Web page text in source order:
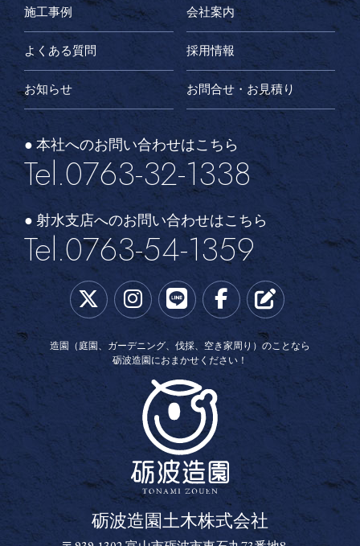
施工事例
よくある質問
お知らせ
会社案内
採用情報
お問合せ・お見積り
● 本社へのお問い合わせはこちら
Tel.0763-32-1338
● 射水支店へのお問い合わせはこちら
Tel.0763-54-1359
造園（庭園、ガーデニング、伐採、空き家周り）のことなら
砺波造園におまかせください！
砺波造園土木株式会社
砺波造園土木株式会社